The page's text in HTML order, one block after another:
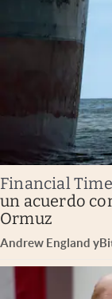
Financial
un acuerdo
Ormuz
Andrew England y